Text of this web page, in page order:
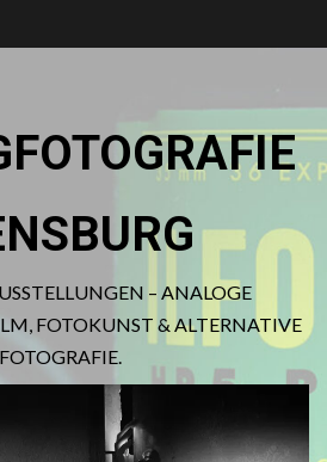
– ANALOGE
FOTOKUNST & ALTERNATIVE
FOTOGRAFIE.